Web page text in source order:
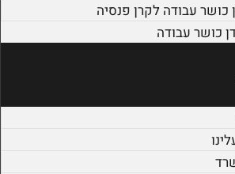
כושר עבודה לקרן פנסיה
כושר עבודה